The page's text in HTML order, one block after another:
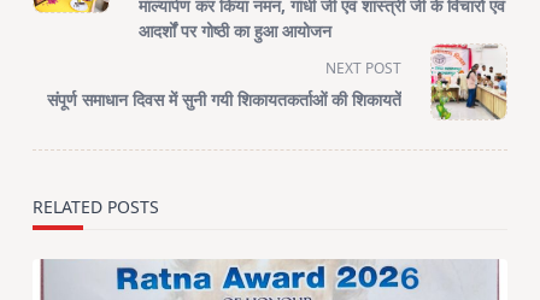
screen-
माल्यार्पण कर किया नमन, गांधी जी एवं शास्त्री जी के विचारों एवं
आदर्शों पर गोष्ठी का हुआ आयोजन
NEXT POST
संपूर्ण समाधान दिवस में सुनी गयी शिकायतकर्ताओं की शिकायतें
RELATED POSTS